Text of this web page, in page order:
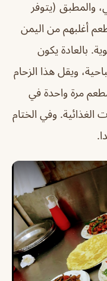
والمطبق (يتوفر
أغلبهم من اليمن
بالعادة يكون
ويقل هذا الزحام
مرة واحدة في
الغذائية. وفي الختام